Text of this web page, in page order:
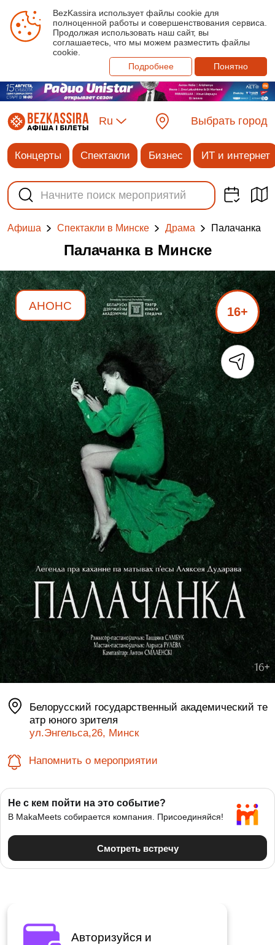
BezKassira использует файлы cookie для
полноценной работы и совершенствования сервиса.
Продолжая использовать наш сайт, вы
соглашаетесь, что мы можем разместить файлы
cookie.
Подробнее
Понятно
Ru Выбрать город
Концерты Спектакли Бизнес ИТ и интернет
Афиша Спектакли в Минске Драма ‎Палачанка
‎Палачанка в Минске
АНОНС 16+
Белорусский государственный академический те
атр юного зрителя
ул.Энгельса,26, Минск
Напомнить о мероприятии
Авторизуйся и